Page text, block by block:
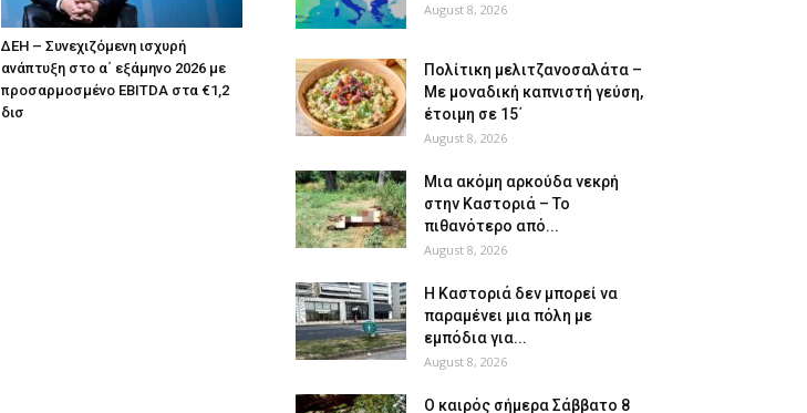
ΔΕΗ – Συνεχιζόμενη ισχυρή
ανάπτυξη στο α΄ εξάμηνο 2026 με
προσαρμοσμένο EBITDA στα €1,2
δισ
August 8, 2026
Πολίτικη μελιτζανοσαλάτα –
Με μοναδική καπνιστή γεύση,
έτοιμη σε 15΄
August 8, 2026
Μια ακόμη αρκούδα νεκρή
στην Καστοριά – Το
πιθανότερο από...
August 8, 2026
Η Καστοριά δεν μπορεί να
παραμένει μια πόλη με
εμπόδια για...
August 8, 2026
Ο καιρός σήμερα Σάββατο 8